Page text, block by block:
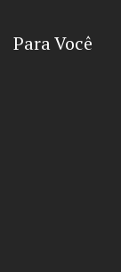
Para Você